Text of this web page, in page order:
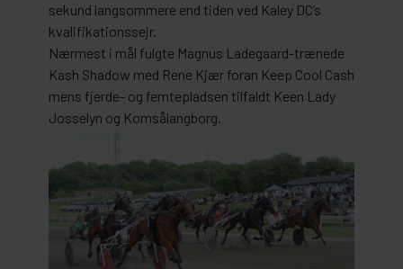
sekund langsommere end tiden ved Kaley DC’s
kvalifikationssejr.
Nærmest i mål fulgte Magnus Ladegaard-trænede
Kash Shadow med Rene Kjær foran Keep Cool Cash
mens fjerde- og femtepladsen tilfaldt Keen Lady
Josselyn og Komsålangborg.